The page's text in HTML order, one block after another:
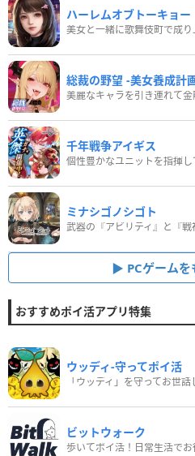
ハーレムオブトーキョー
美女と一緒に歌舞伎町で成り
総裁の野望 -美女養成計
美麗なキャラを引き連れて金
千年戦争アイギス
個性豊かなユニットを指揮し
ミナシゴノシゴト
PCゲーム
おすすめポイ活アプリ特集
ウッディ‐守ってポイ活
「ウッディ」を守ってお世
ビットウォーク